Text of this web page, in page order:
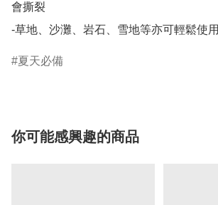
會撕裂
-草地、沙灘、岩石、雪地等亦可輕鬆使用
夏天必備
你可能感興趣的商品